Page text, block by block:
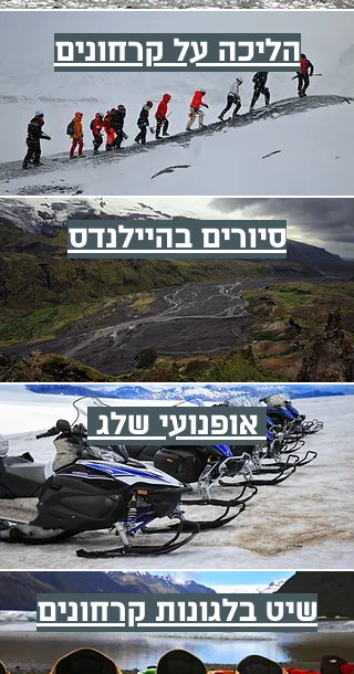
הליכה על קרחונים
סיורים בהיילנדס
אופנועי שלג
שיט בלגונות קרחונים